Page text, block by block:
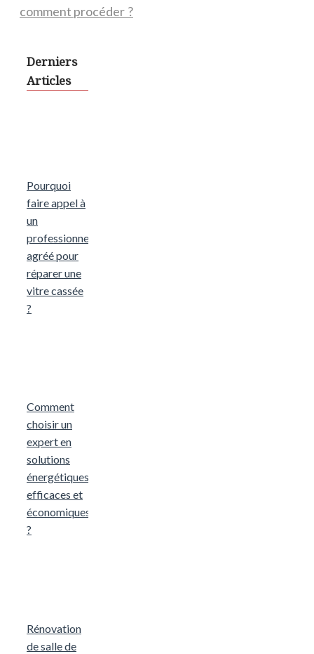
comment procéder ?
Derniers
Articles
Pourquoi
faire appel à
un
professionnel
agréé pour
réparer une
vitre cassée
?
Comment
choisir un
expert en
solutions
énergétiques
efficaces et
économiques
?
Rénovation
de salle de